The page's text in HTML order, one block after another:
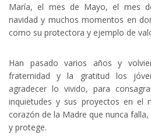
María, el mes de Mayo, el mes
navidad y muchos momentos en
como su protectora y ejemplo de
Han pasado varios años y
fraternidad y la gratitud los
agradecer lo vivido, para
inquietudes y sus proyectos en el
corazón de la Madre que nunca
y protege.